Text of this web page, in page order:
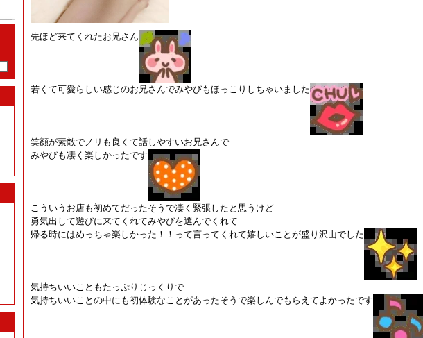
先ほど来てくれたお兄さん
若くて可愛らしい感じのお兄さんでみやびもほっこりしちゃいました
笑顔が素敵でノリも良くて話しやすいお兄さんで
みやびも凄く楽しかったです
こういうお店も初めてだったそうで凄く緊張したと思うけど
勇気出して遊びに来てくれてみやびを選んでくれて
帰る時にはめっちゃ楽しかった！！って言ってくれて嬉しいことが盛り沢山でした
気持ちいいこともたっぷりじっくりで
気持ちいいことの中にも初体験なことがあったそうで楽しんでもらえてよかったです